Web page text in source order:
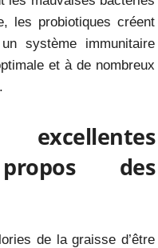
les probiotiques créent
système immunitaire
et à de nombreux
des
de la graisse d’être